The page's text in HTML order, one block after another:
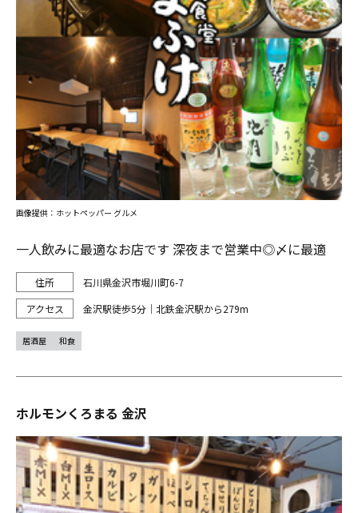
一人飲みに最適なお店です 深夜まで営業中◎〆に最適
石川県金沢市堀川町6-7
金沢駅徒歩5分｜北鉄金沢駅から279m
画像提供：ホットペッパー グルメ
居酒屋 和食
ホルモンくろまる 金沢